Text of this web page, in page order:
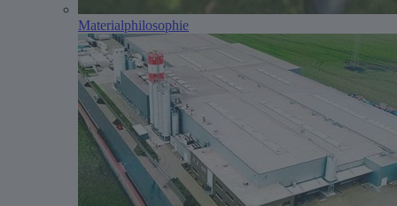
Materialphilosophie